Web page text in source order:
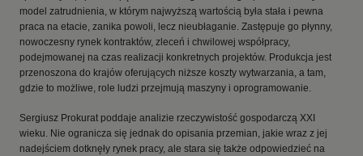
model zatrudnienia, w którym najwyższą wartością była stała i pewna
praca na etacie, zanika powoli, lecz nieubłaganie. Zastępuje go płynny,
nowoczesny rynek kontraktów, zleceń i chwilowej współpracy,
podejmowanej na czas realizacji konkretnych projektów. Produkcja jest
przenoszona do krajów oferujących niższe koszty wytwarzania, a tam,
gdzie to możliwe, role ludzi przejmują maszyny i oprogramowanie.
Sergiusz Prokurat poddaje analizie rzeczywistość gospodarczą XXI
wieku. Nie ogranicza się jednak do opisania przemian, jakie wraz z jej
nadejściem dotknęły rynek pracy, ale stara się także odpowiedzieć na